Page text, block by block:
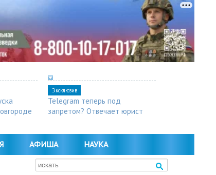
Эксклюзив
Telegram теперь под
запретом? Отвечает юрист
АФИША НАУКА